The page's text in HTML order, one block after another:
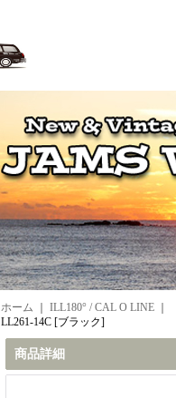
ホーム ILL180° / CAL O LINE
LL261-14C [ブラック]
商品詳細